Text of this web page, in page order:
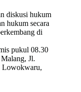
diskusi hukum
hukum secara
di
pukul 08.30
Jl.
Lowokwaru,